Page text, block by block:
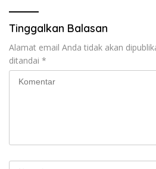
Tinggalkan Balasan
Alamat email Anda tidak akan
ditandai *